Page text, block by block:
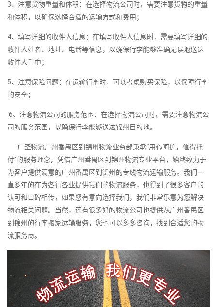
3、注意货物重量和体积：在选择物流公司时，需要注意货物的重量
和体积，以确保选择合适的运输方式和费用；
4、填写详细的收件人信息：在填写收件人信息时，需要填写详细的
收件人姓名、地址、电话等信息，以确保行李能够准确无误地送达
收件人手中；
5、注意保险问题：在运输行李时，可以考虑购买保险，以保障行李
的安全；
6、注意物流公司的服务范围：在选择物流公司时，需要注意物流公
司的服务范围，以确保行李能够送达锦州目的地。
广圣物流广州番禺区到锦州物流业务部秉承“用心呵护，值得托
付”的服务理念，凭借广州番禺区到锦州物流专业平台，始终致力于
为客户提供满意的广州番禺区到锦州的专线物流运输服务。我们一
直多年的在为各行各业提供我们的物流服务，也得到了很多客户的
认可和口碑相传，如果您有意向选择我们，我们非常乐意为您解决
物流相关问题。当然，还有很多好的物流公司也提供从广州番禺区
到锦州的行李搬家运输服务，您也可以多多咨询，找到合适您的物
流服务商。